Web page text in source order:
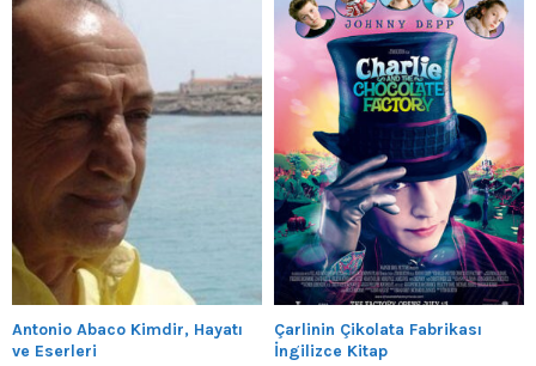
Antonio Abaco Kimdir, Hayatı
ve Eserleri
Çarlinin Çikolata Fabrikası
İngilizce Kitap